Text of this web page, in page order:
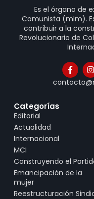
Es el órgano de
Comunista (mlm).
contribuir a la
Revolucionario de
Categorías
Editorial
Actualidad
Internacional
MCI
Construyendo el
Emancipación de la
mujer
Reestructuración